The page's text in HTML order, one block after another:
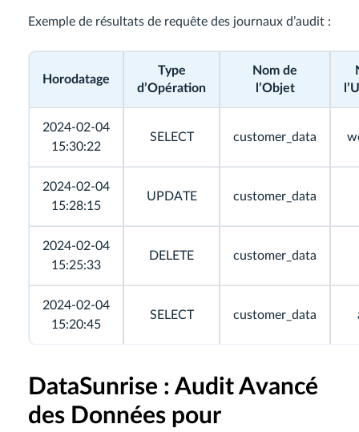
Exemple de résultats de requête des journaux d’audit :
Horodatage
Type
d’Opération
Nom de
l’Objet
2024-02-04
15:30:22
SELECT customer_data
2024-02-04
15:28:15
UPDATE customer_data
2024-02-04
15:25:33
DELETE customer_data
2024-02-04
15:20:45
SELECT customer_data
DataSunrise : Audit Avancé
des Données pour